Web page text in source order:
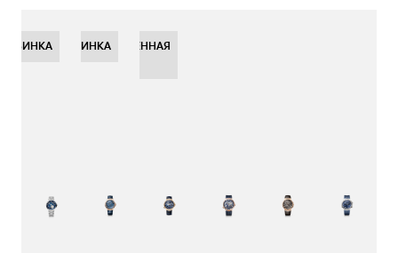
НОВИНКА
НОВИНКА
ОГРАНИЧЕННАЯ